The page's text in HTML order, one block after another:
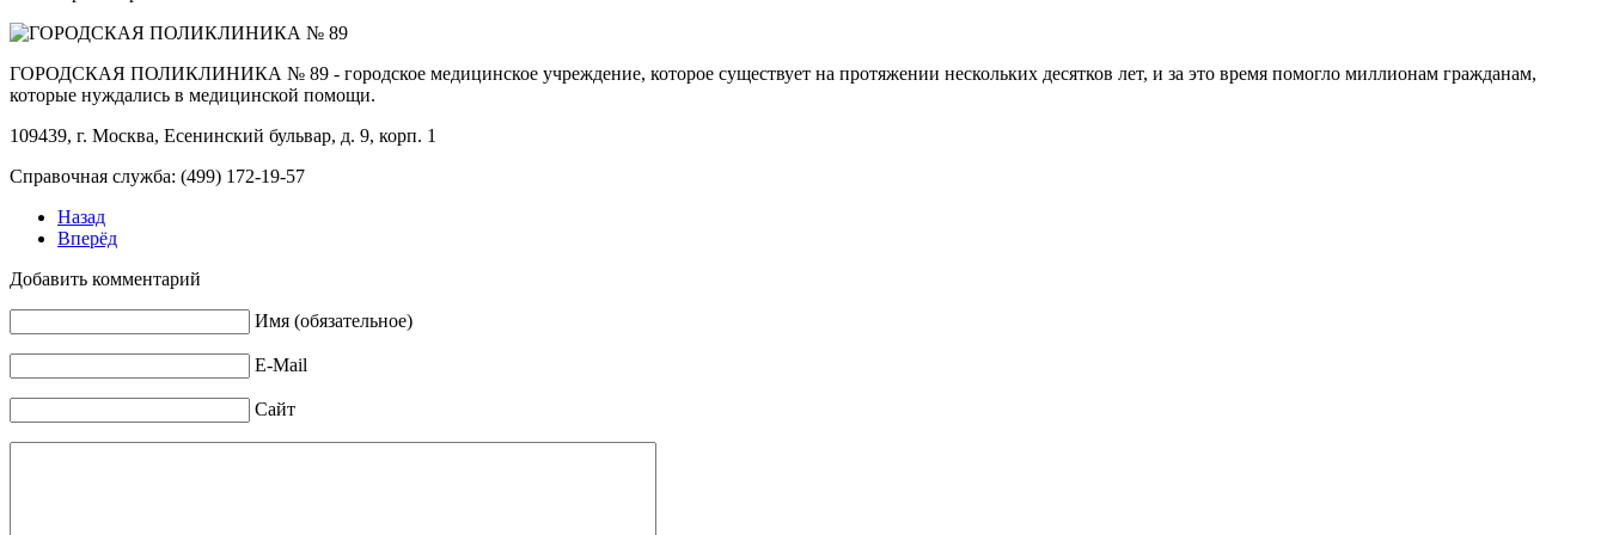
ГОРОДСКАЯ ПОЛИКЛИНИКА № 89 - городское медицинское учреждение, которое существует на протяжении нескольких десятков лет, и за это время помогло миллионам гражданам,
которые нуждались в медицинской помощи.
109439, г. Москва, Есенинский бульвар, д. 9, корп. 1
Справочная служба: (499) 172-19-57
Назад
Вперёд
Добавить комментарий
Имя (обязательное)
E-Mail
Сайт